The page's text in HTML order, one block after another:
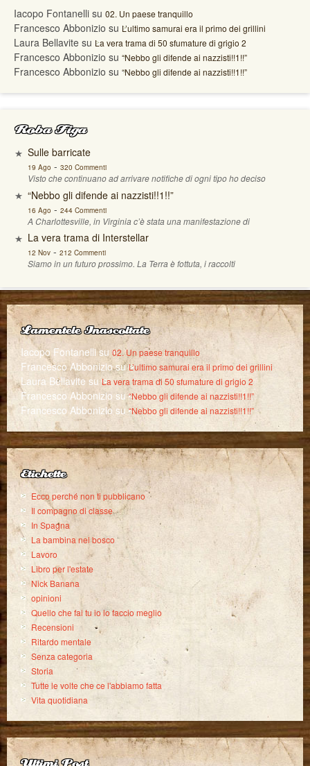
Iacopo Fontanelli su 02. Un paese tranquillo
Francesco Abbonizio su L’ultimo samurai era il primo dei grillini
Laura Bellavite su La vera trama di 50 sfumature di grigio 2
Francesco Abbonizio su “Nebbo gli difende ai nazzisti!!1!!”
Francesco Abbonizio su “Nebbo gli difende ai nazzisti!!1!!”
Roba Figa
Sulle barricate
19 Ago - 320 Commenti
Visto che continuano ad arrivare notifiche di ogni tipo ho deciso
“Nebbo gli difende ai nazzisti!!1!!”
16 Ago - 244 Commenti
A Charlottesville, in Virginia c’è stata una manifestazione di
La vera trama di Interstellar
12 Nov- 212 Commenti
Siamo in un futuro prossimo. La Terra è fottuta, i raccolti
Lamentele Inascoltate
Iacopo Fontanellisu02. Un paese tranquillo
Francesco AbboniziosuL’ultimo samurai era il primo dei grillini
Laura Bellavite su La vera trama di 50 sfumature di grigio 2
Francesco Abbonizio su“Nebbo gli difende ai nazzisti!!1!!”
Francesco Abbonizio su“Nebbo gli difende ai nazzisti!!1!!”
Etichette
Ecco perché non ti pubblicano
Il compagno di classe
In Spagna
La bambina nel bosco
Lavoro
Libro per l'estate
Nick Banana
opinioni
Quello che fai tu io lo faccio meglio
Recensioni
Ritardo mentale
Senza categoria
Storia
Tutte le volte che ce l'abbiamo fatta
Vita quotidiana